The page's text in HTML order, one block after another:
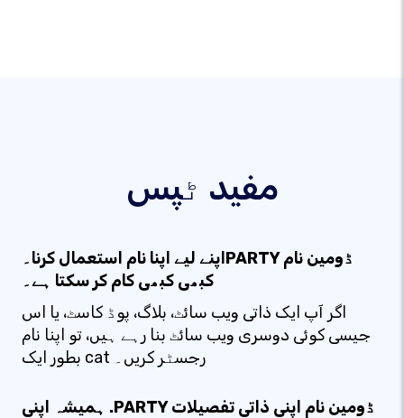
مفید ٹپس
اپنے لیے اپنا نام استعمال کرنا۔PARTY ڈومین نام
کبھی کبھی کام کر سکتا ہے۔
اگر آپ ایک ذاتی ویب سائٹ، بلاگ، پوڈ کاسٹ، یا اس
جیسی کوئی دوسری ویب سائٹ بنا رہے ہیں، تو اپنا نام
بطور ایک cat رجسٹر کریں۔
ہمیشہ اپنی .PARTY ڈومین نام اپنی ذاتی تفصیلات